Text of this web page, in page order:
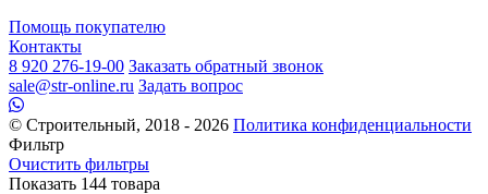
Помощь покупателю
Контакты
8 920 276-19-00 Заказать обратный звонок
sale@str-online.ru Задать вопрос
© Строительный, 2018 - 2026 Политика конфиденциальности
Фильтр
Очистить фильтры
Показать 144 товара